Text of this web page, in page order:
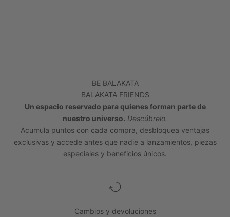
BE BALAKATA
BALAKATA FRIENDS
Un espacio reservado para quienes forman parte de
nuestro universo. Descúbrelo.
Acumula puntos con cada compra, desbloquea ventajas
exclusivas y accede antes que nadie a lanzamientos, piezas
especiales y beneficios únicos.
Cambios y devoluciones